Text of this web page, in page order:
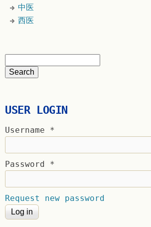
中医
西医
USER LOGIN
Username *
Password *
Request new password